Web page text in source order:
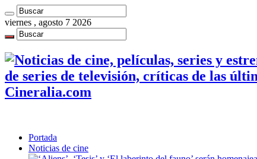
viernes , agosto 7 2026
de series de televisión, críticas de las
Cineralia.com
Portada
Noticias de cine